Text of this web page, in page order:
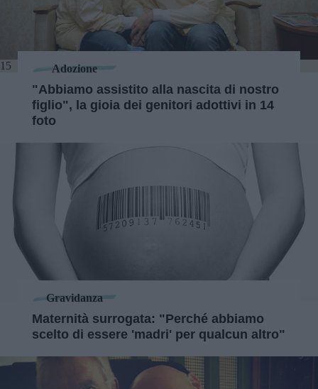
15 Adozione
"Abbiamo assistito alla nascita di nostro
figlio", la gioia dei genitori adottivi in 14
foto
Gravidanza
Maternità surrogata: "Perché abbiamo
scelto di essere 'madri' per qualcun altro"